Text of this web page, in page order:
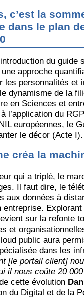
c’est la
dans le plan
du guide
approche
les personnalités et
dynamisme de la
en Sciences et
à l’application du
européennes, le
le décor (Acte
créa la
qui a triplé, le
Il faut dire, le
aux données à
entreprise.
sur la refonte
et
public aura
dans les
[le portail client]
il nous coûte 20
cette évolution
du Digital et de la